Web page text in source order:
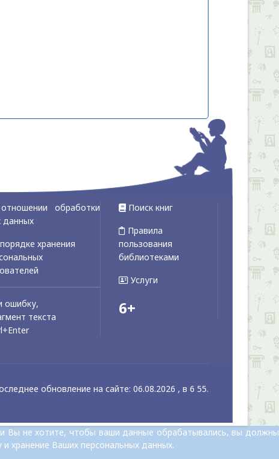
обработки
данных
хранения
ошибку,
текста
Поиск книг
Правила
пользования
библиотеками
Услуги
6+
обновление на сайте: 06.08.2026 , в 6 55.
Вы не хотите, чтобы ваши данные обрабатывались, вы должны
хранение Ваших персональных данных.